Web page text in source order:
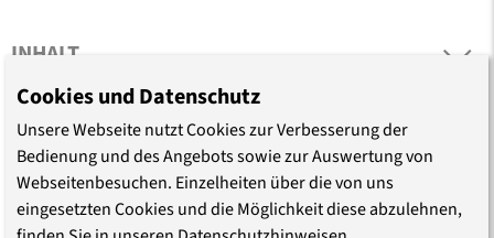
INHALT
Cookies und Datenschutz
Unsere Webseite nutzt Cookies zur Verbesserung der
Bedienung und des Angebots sowie zur Auswertung von
Webseitenbesuchen. Einzelheiten über die von uns
eingesetzten Cookies und die Möglichkeit diese abzulehnen,